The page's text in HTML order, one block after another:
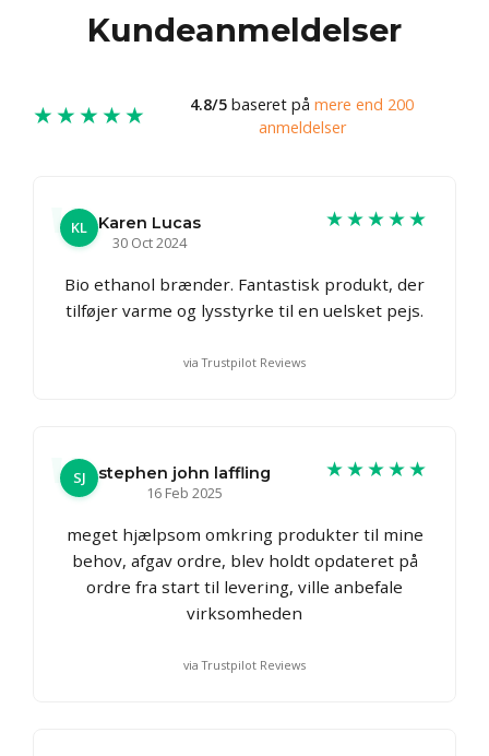
Kundeanmeldelser
★★★★★ 4.8/5 baseret på mere end 200
anmeldelser
KL
Karen Lucas
30 Oct 2024
★★★★★
Bio ethanol brænder. Fantastisk produkt, der
tilføjer varme og lysstyrke til en uelsket pejs.
via Trustpilot Reviews
SJ
stephen john laffling
16 Feb 2025
★★★★★
meget hjælpsom omkring produkter til mine
behov, afgav ordre, blev holdt opdateret på
ordre fra start til levering, ville anbefale
virksomheden
via Trustpilot Reviews